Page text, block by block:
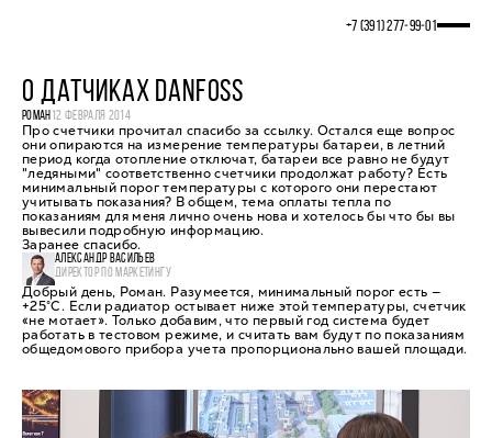
+7 (391) 277‒99‒01
О ДАТЧИКАХ DANFOSS
РОМАН 12 ФЕВРАЛЯ 2014
Про счетчики прочитал спасибо за ссылку. Остался еще вопрос
они опираются на измерение температуры батареи, в летний
период когда отопление отключат, батареи все равно не будут
"ледяными" соответственно счетчики продолжат работу? Есть
минимальный порог температуры с которого они перестают
учитывать показания? В общем, тема оплаты тепла по
показаниям для меня лично очень нова и хотелось бы что бы вы
вывесили подробную информацию.
Заранее спасибо.
АЛЕКСАНДР ВАСИЛЬЕВ
ДИРЕКТОР ПО МАРКЕТИНГУ
Добрый день, Роман. Разумеется, минимальный порог есть —
+25°С. Если радиатор остывает ниже этой температуры, счетчик
«не мотает». Только добавим, что первый год система будет
работать в тестовом режиме, и считать вам будут по показаниям
общедомового прибора учета пропорционально вашей площади.